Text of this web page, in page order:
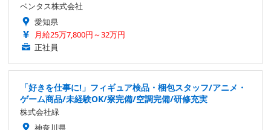
ベンタス株式会社
愛知県
月給25万7,800円～32万円
正社員
「好きを仕事に!」フィギュア検品・梱包スタッフ/アニメ・
ゲーム商品/未経験OK/寮完備/空調完備/研修充実
株式会社緑
神奈川県